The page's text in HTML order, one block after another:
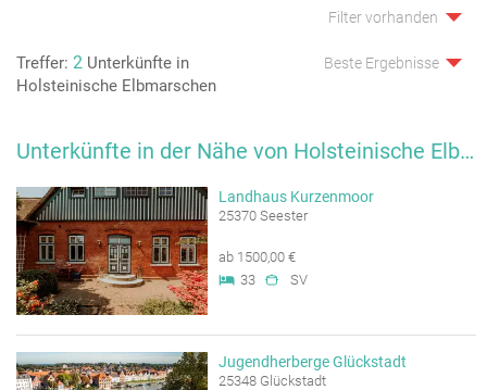
Filter vorhanden
Treffer: 2 Unterkünfte in
Holsteinische Elbmarschen
Beste Ergebnisse
Unterkünfte in der Nähe von Holsteinische Elbmarschen
Landhaus Kurzenmoor
25370 Seester
ab 1500,00 €
33
SV
Jugendherberge Glückstadt
25348 Glückstadt